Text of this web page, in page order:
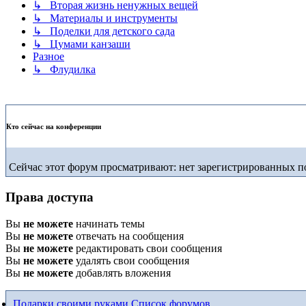
↳ Вторая жизнь ненужных вещей
↳ Материалы и инструменты
↳ Поделки для детского сада
↳ Цумами канзаши
Разное
↳ Флудилка
Кто сейчас на конференции
Сейчас этот форум просматривают: нет зарегистрированных
Права доступа
Вы не можете начинать темы
Вы не можете отвечать на сообщения
Вы не можете редактировать свои сообщения
Вы не можете удалять свои сообщения
Вы не можете добавлять вложения
Подарки своими руками Список форумов